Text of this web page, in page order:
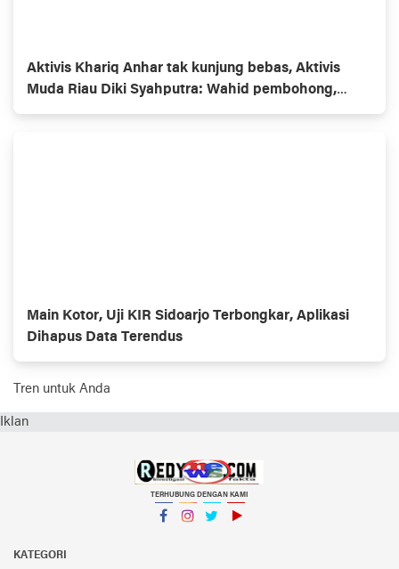
Aktivis Khariq Anhar tak kunjung bebas, Aktivis
Muda Riau Diki Syahputra: Wahid pembohong,
Gubernur omon2
Main Kotor, Uji KIR Sidoarjo Terbongkar, Aplikasi
Dihapus Data Terendus
Tren untuk Anda
Iklan
TERHUBUNG DENGAN KAMI
KATEGORI